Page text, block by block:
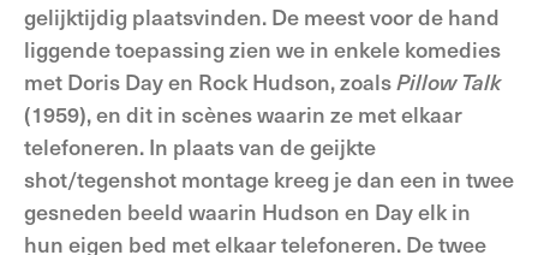
gelijktijdig plaatsvinden. De meest voor de hand
liggende toepassing zien we in enkele komedies
met Doris Day en Rock Hudson, zoalsPillow Talk
(1959), en dit in scènes waarin ze met elkaar
telefoneren. In plaats van de geijkte
shot/tegenshot montage kreeg je dan een in twee
gesneden beeld waarin Hudson en Day elk in
hun eigen bed met elkaar telefoneren. De twee